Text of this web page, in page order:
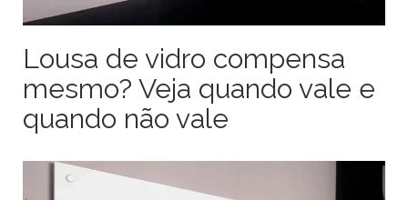
Lousa de vidro compensa
mesmo? Veja quando vale e
quando não vale